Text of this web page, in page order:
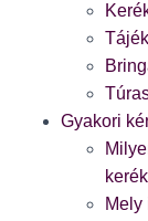
Gyakori
Mely